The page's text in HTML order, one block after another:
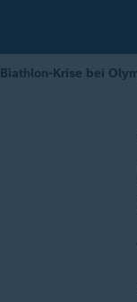
Biathlon-Krise bei